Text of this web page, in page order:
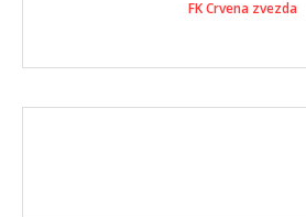
FK Crvena zvezda